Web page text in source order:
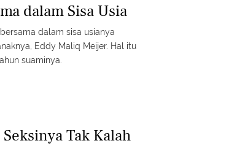
dalam Sisa Usia
dalam sisa usianya
Eddy Maliq Meijer. Hal itu
suaminya.
Tak Kalah